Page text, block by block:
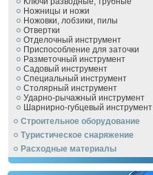
Ножницы и ножи
Ножовки, лобзики, пилы
Отвертки
Отделочный инструмент
Приспособление для заточки
Разметочный инструмент
Садовый инструмент
Специальный инструмент
Столярный инструмент
Ударно-рычажный инструмент
Шарнирно-губцевый инструмент
Строительное оборудование
Туристическое снаряжение
Расходные материалы